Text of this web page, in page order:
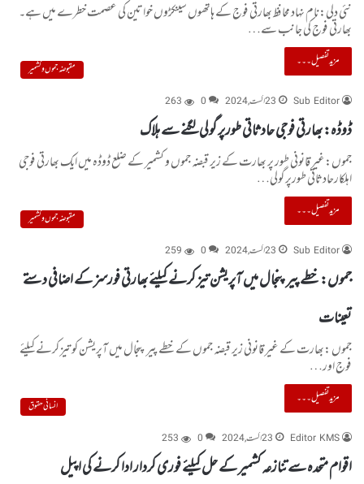
نئی دلی:نام نہاد محافظ بھارتی فوج کے ہاتھوں سینکڑوں خواتین کی عصمت خطرے میں ہے۔
بھارتی فوج کی جانب سے…
مزید تفصیل۔۔۔
مقبوضہ جموں و کشمیر
Sub Editor
23 اگست, 2024 0
263
ڈوڈہ: بھارتی فوجی حادثاتی طورپر گولی لگنے سے ہلاک
جموں:غیر قانونی طور پر بھارت کے زیر قبضہ جموں و کشمیر کے ضلع ڈوڈہ میں ایک بھارتی فوجی
اہلکارحادثاتی طورپرگولی…
مزید تفصیل۔۔۔
مقبوضہ جموں و کشمیر
Sub Editor
23 اگست, 2024 0
259
جموں: خطے پیر پنجال میں آپریشن تیز کرنے کیلئے بھارتی فورسز کے اضافی دستے
تعینات
جموں :بھارت کے غیر قانونی زیر قبضہ جموں کے خطے پیر پنجال میں آپریشن کو تیز کرنے کیلئے
فوج اور…
مزید تفصیل۔۔۔
انسانی حقوق
Editor KMS
23 اگست, 2024 0
253
اقوام متحدہ سے تنازعہ کشمیر کے حل کیلئے فوری کردار ادا کرنے کی اپیل